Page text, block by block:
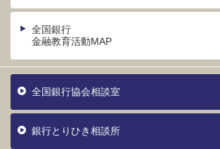
全国銀行
金融教育活動MAP
全国銀行協会相談室
銀行とりひき相談所